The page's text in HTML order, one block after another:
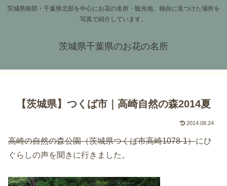
茨城県南部・千葉県北部を中心にお花の名所・観光地、独自に見つけた場所を
写真で紹介しています。
茨城県千葉県のお花の名所
【茨城県】つくば市｜高崎自然の森2014夏
2014.08.24
高崎の自然の森公園（茨城県つくば市高崎1078-1）にひ
ぐらしの声を聞きに行きました。